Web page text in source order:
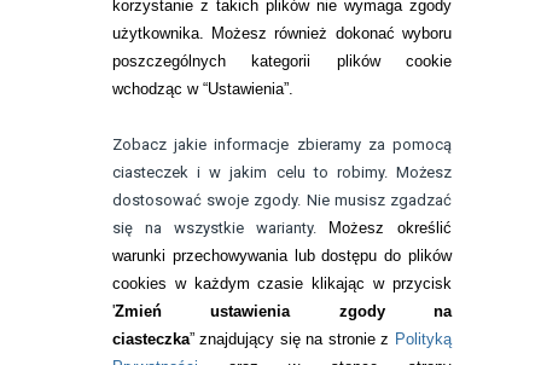
korzystanie z takich plików nie wymaga zgody
użytkownika. Możesz również dokonać wyboru
poszczególnych kategorii plików cookie
wchodząc w “Ustawienia”.
Zobacz jakie informacje zbieramy za pomocą
ciasteczek i w jakim celu to robimy. Możesz
dostosować swoje zgody. Nie musisz zgadzać
się na wszystkie warianty.
Możesz określić
warunki przechowywania lub dostępu do plików
cookies w każdym czasie klikając w przycisk
'Zmień ustawienia zgody na
ciasteczka” znajdujący się na stronie z Polityką
telefon:
22 113 44 42
telefon:
732 08 08 72
kontakt@bezokularow.pl